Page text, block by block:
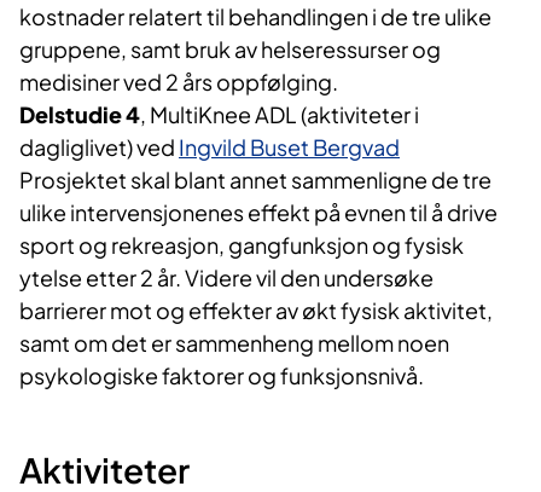
kostnader relatert til behandlingen i de tre ulike
gruppene, samt bruk av helseressurser og
medisiner ved 2 års oppfølging.
Delstudie 4, MultiKnee ADL (aktiviteter i
dagliglivet) ved Ingvild Buset Bergvad
Prosjektet skal blant annet sammenligne de tre
ulike intervensjonenes effekt på evnen til å drive
sport og rekreasjon, gangfunksjon og fysisk
ytelse etter 2 år. Videre vil den undersøke
barrierer mot og effekter av økt fysisk aktivitet,
samt om det er sammenheng mellom noen
psykologiske faktorer og funksjonsnivå.
Aktiviteter